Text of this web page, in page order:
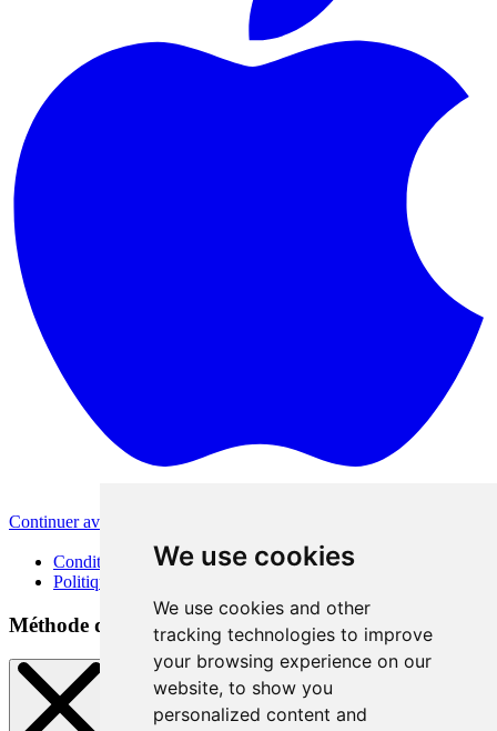
We use cookies
We use cookies and other
tracking technologies to improve
your browsing experience on our
website, to show you
personalized content and
Continuer avec Apple
Conditions d'utilisation
Politique de confidentialité
Méthode de connexion